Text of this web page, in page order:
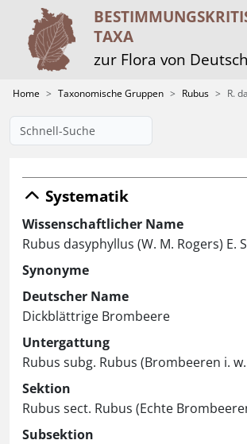
TAXA
zur Flora von
Home Taxonomische Gruppen Rubus R.
Systematik
Wissenschaftlicher Name
Rubus dasyphyllus (W. M. Rogers) E.
Synonyme
Deutscher Name
Dickblättrige Brombeere
Untergattung
Rubus subg. Rubus (Brombeeren i. w.
Sektion
Rubus sect. Rubus (Echte
Subsektion